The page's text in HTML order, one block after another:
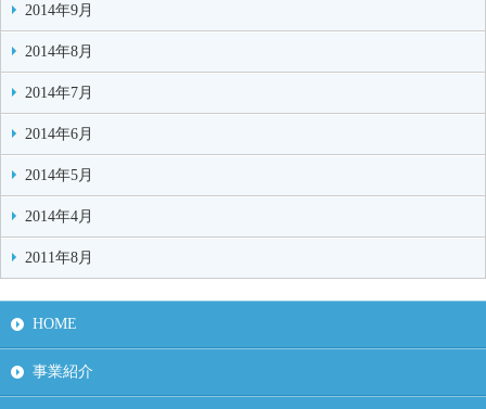
2014年9月
2014年8月
2014年7月
2014年6月
2014年5月
2014年4月
2011年8月
HOME
事業紹介